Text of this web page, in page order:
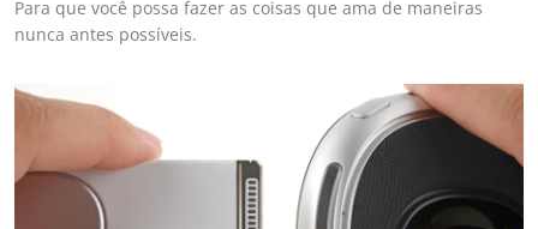
Para que você possa fazer as coisas que ama de maneiras
nunca antes possíveis.